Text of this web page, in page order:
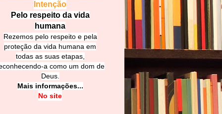
Intenção
Pelo respeito da vida
humana
Rezemos pelo respeito e pela
proteção da vida humana em
todas as suas etapas,
a como um dom de
Deus.
Mais informações...
No site